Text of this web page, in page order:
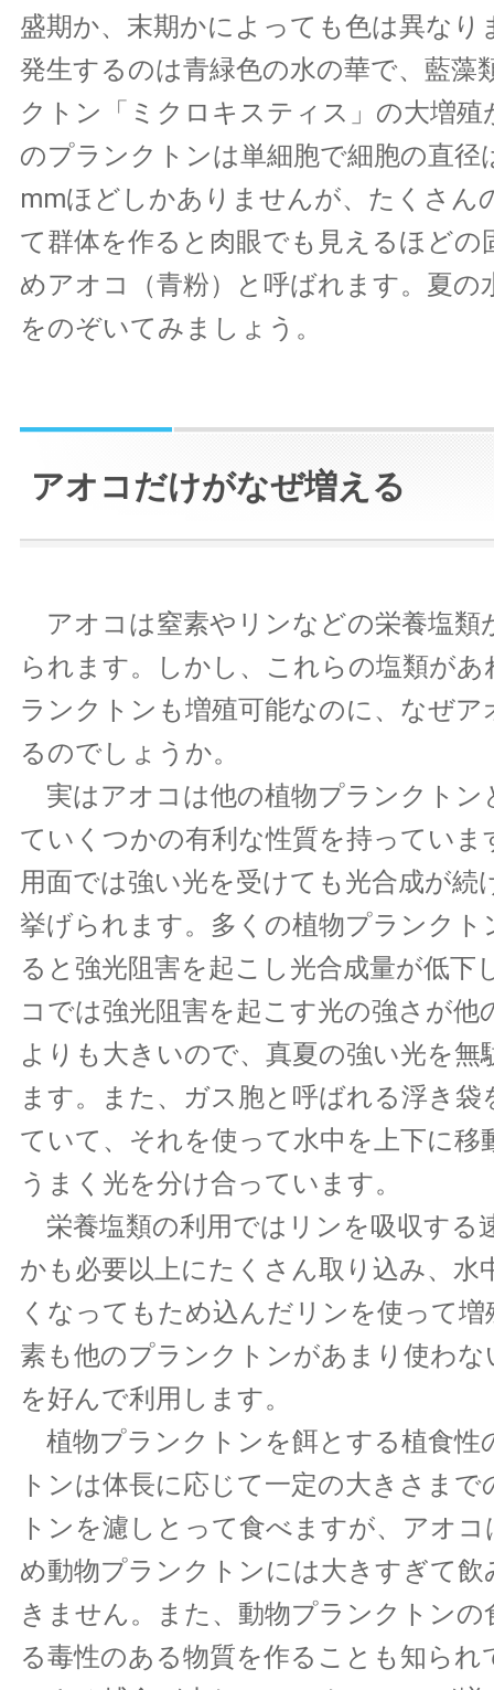
盛期か、末期かによっても色は異なり
発生するのは青緑色の水の華で、藍藻
クトン「ミクロキスティス」の大増殖
のプランクトンは単細胞で細胞の直径
mmほどしかありませんが、たくさん
て群体を作ると肉眼でも見えるほどの
めアオコ（青粉）と呼ばれます。夏の
をのぞいてみましょう。
アオコだけがなぜ増える
アオコは窒素やリンなどの栄養塩類
られます。しかし、これらの塩類があ
ランクトンも増殖可能なのに、なぜア
るのでしょうか。
実はアオコは他の植物プランクトン
ていくつかの有利な性質を持っていま
用面では強い光を受けても光合成が続
挙げられます。多くの植物プランクト
ると強光阻害を起こし光合成量が低下
コでは強光阻害を起こす光の強さが他
よりも大きいので、真夏の強い光を無
ます。また、ガス胞と呼ばれる浮き袋
ていて、それを使って水中を上下に移
うまく光を分け合っています。
栄養塩類の利用ではリンを吸収する
かも必要以上にたくさん取り込み、水
くなってもため込んだリンを使って
素も他のプランクトンがあまり使わな
を好んで利用します。
植物プランクトンを餌とする植食性
トンは体長に応じて一定の大きさま
トンを濾しとって食べますが、アオ
め動物プランクトンには大きすぎて
きません。また、動物プランクトンの
る毒性のある物質を作ることも知られ